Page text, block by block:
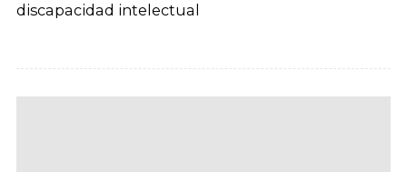
discapacidad intelectual